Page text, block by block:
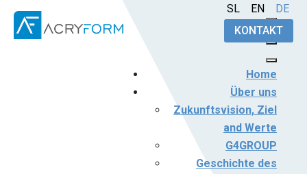
Sprache auswählen SL EN DE
Home
Über uns
Zukunftsvision, Ziel
and Werte
G4GROUP
Geschichte des
KONTAKT